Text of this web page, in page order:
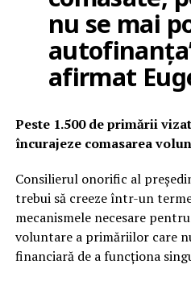
nu se mai
afirmat
Peste 1.500 de primării
încurajeze comasarea
Consilierul onorific al
trebui să creeze într-un
mecanismele necesare
voluntare a primăriilor care
financiară de a funcționa